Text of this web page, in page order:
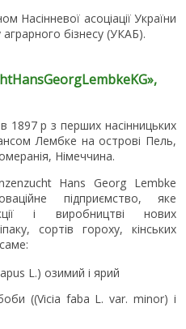
Насінневої асоціації України
бізнесу (УКАБ).
HansGeorgLembkeKG»,
1897 р з перших насінницьких
Лембке на острові Пель,
Німеччина.
Hans Georg Lembke
підприємство, яке
і виробництві нових
сортів гороху, кінських
L.) озимий і ярий
боби ((Vicia faba L. var. minor) і